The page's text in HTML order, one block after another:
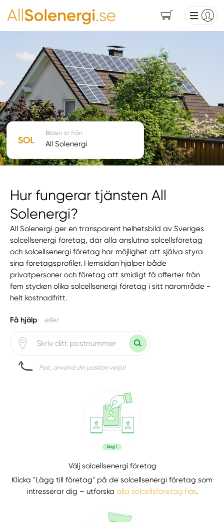
Hur fungerar tjänsten All
Solenergi?
All Solenergi ger en transparent helhetsbild av Sveriges
solcellsenergi företag, där alla anslutna solcellsföretag
och solcellsenergi företag har möjlighet att själva styra
sina företagsprofiler. Hemsidan hjälper både
privatpersoner och företag att smidigt få offerter från
fem stycken olika solcellsenergi företag i sitt närområde -
helt kostnadfritt.
Få hjälp eller
Psst, använd din position vetja!
Bilden är från
All Solenergi
Välj solcellsenergi företag
Klicka "Lägg till företag" på de solcellsenergi företag som
intresserar dig – utforska alla solcellsföretag här.